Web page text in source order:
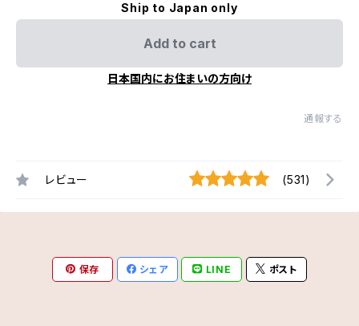
Ship to Japan only
Add to cart
日本国内にお住まいの方向け
通報する
レビュー (531)
保存 シェア LINE ポスト